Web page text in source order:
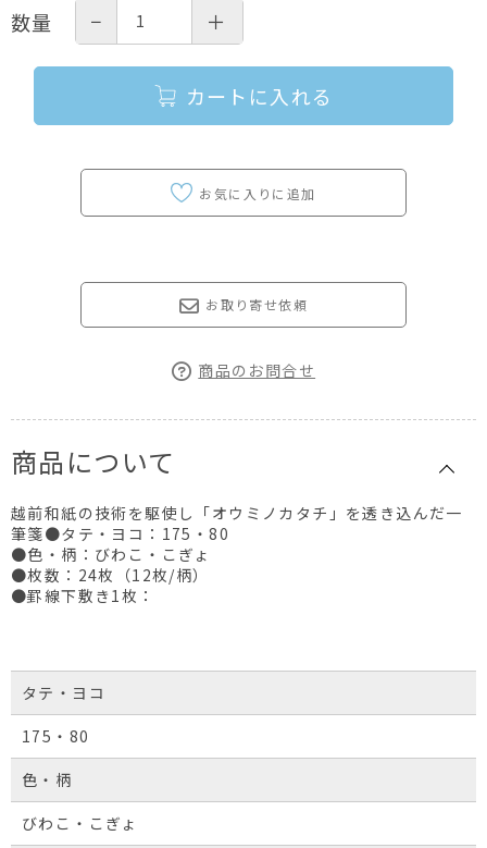
数量 − ＋
カートに入れる
お取り寄せ依頼
商品のお問合せ
商品について
越前和紙の技術を駆使し「オウミノカタチ」を透き込んだ一
筆箋●タテ・ヨコ：175・80
●色・柄：びわこ・こぎょ
●枚数：24枚（12枚/柄）
●罫線下敷き1枚：
タテ・ヨコ
175・80
色・柄
びわこ・こぎょ